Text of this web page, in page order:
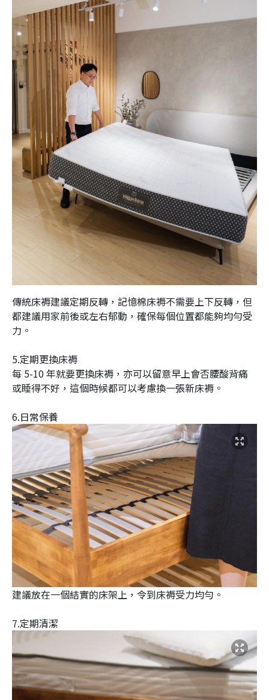
傳統床褥建議定期反轉，記憶棉床褥不需要上下反轉，但
都建議用家前後或左右郁動，確保每個位置都能夠均勻受
力。
5.定期更換床褥
每 5-10 年就要更換床褥，亦可以留意早上會否腰酸背痛
或睡得不好，這個時候都可以考慮換一張新床褥。
6.日常保養
建議放在一個結實的床架上，令到床褥受力均勻。
7.定期清潔